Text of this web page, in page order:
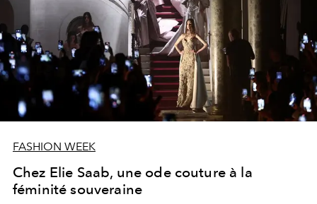
FASHION WEEK
Chez Elie Saab, une ode couture à la
féminité souveraine